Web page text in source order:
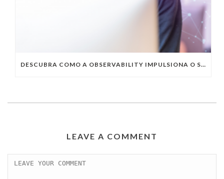
DESCUBRA COMO A OBSERVABILITY IMPULSIONA O SUCESSO DO SEU NEGÓCIO
LEAVE A COMMENT